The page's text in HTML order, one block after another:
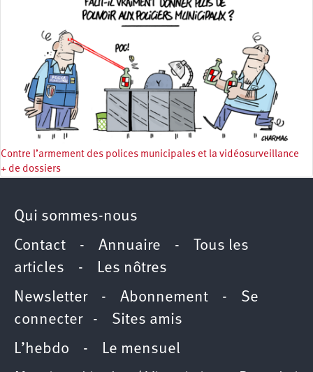
Contre l’armement des polices municipales et la vidéosurveillance
+ de dossiers
Qui sommes-nous
Contact - Annuaire -
Tous les
articles - Les nôtres
Newsletter- Abonnement - Se
connecter- Sites amis
L’hebdo - Le mensuel